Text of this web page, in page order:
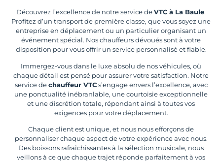
Découvrez l’excellence de notre service deVTC à La Baule.
Profitez d’un transport de première classe, que vous soyez une
entreprise en déplacement ou un particulier organisant un
événement spécial. Nos chauffeurs dévoués sont à votre
disposition pour vous offrir un service personnalisé et fiable.
Immergez-vous dans le luxe absolu de nos véhicules, où
chaque détail est pensé pour assurer votre satisfaction. Notre
service dechauffeur VTCs’engage envers l’excellence, avec
une ponctualité inébranlable, une courtoisie exceptionnelle
et une discrétion totale, répondant ainsi à toutes vos
exigences pour votre déplacement.
Chaque client est unique, et nous nous efforçons de
personnaliser chaque aspect de votre expérience avec nous.
Des boissons rafraîchissantes à la sélection musicale, nous
veillons à ce que chaque trajet réponde parfaitement à vos